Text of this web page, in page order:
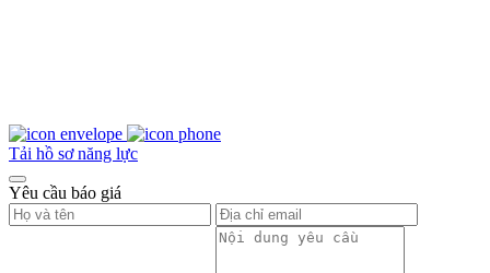
Tải hồ sơ năng lực
Yêu cầu báo giá